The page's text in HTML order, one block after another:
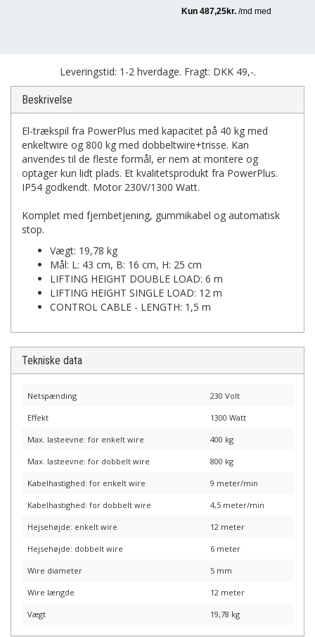
Leveringstid: 1-2 hverdage. Fragt: DKK 49,-.
Beskrivelse
El-trækspil fra PowerPlus med kapacitet på 40 kg med
enkeltwire og 800 kg med dobbeltwire+trisse. Kan
anvendes til de fleste formål, er nem at montere og
optager kun lidt plads. Et kvalitetsprodukt fra PowerPlus.
IP54 godkendt. Motor 230V/1300 Watt.
Komplet med fjernbetjening, gummikabel og automatisk
stop.
Vægt: 19,78 kg
Mål: L: 43 cm, B: 16 cm, H: 25 cm
LIFTING HEIGHT DOUBLE LOAD: 6 m
LIFTING HEIGHT SINGLE LOAD: 12 m
CONTROL CABLE - LENGTH: 1,5 m
Tekniske data
Netspænding 230 Volt
Effekt 1300 Watt
Max. lasteevne: for enkelt wire 400 kg
Max. lasteevne: for dobbelt wire 800 kg
Kabelhastighed: for enkelt wire 9 meter/min
Kabelhastighed: for dobbelt wire 4,5 meter/min
Hejsehøjde: enkelt wire 12 meter
Hejsehøjde: dobbelt wire 6 meter
Wire diameter 5 mm
Wire længde 12 meter
Vægt 19,78 kg